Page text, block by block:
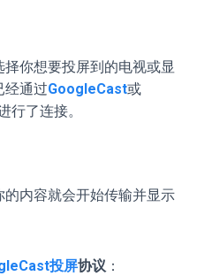
你想要投屏到的电视或显
经通过GoogleCast或
行了连接。
内容就会开始传输并显示
投屏协议 ：